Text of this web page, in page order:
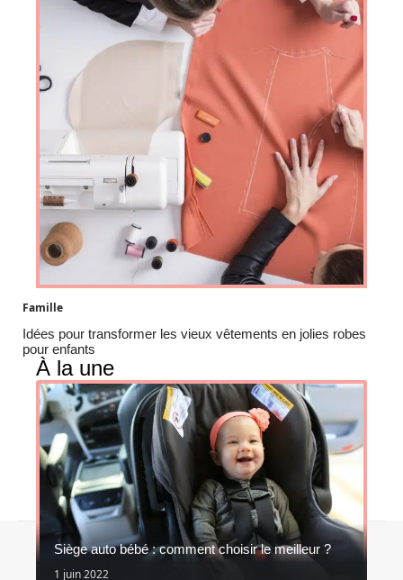
Famille
Idées pour transformer les vieux vêtements en jolies robes
pour enfants
À la une
Siège auto bébé : comment choisir le meilleur ?
1 juin 2022
Contact Mentions légales Sitemap